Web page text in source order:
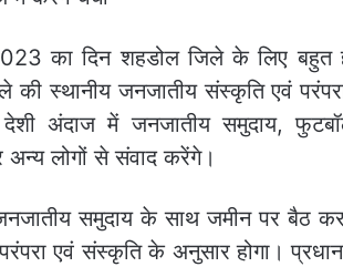
का दिन शहडोल जिले के लिए बहुत
की स्थानीय जनजातीय संस्कृति एवं
देशी अंदाज में जनजातीय समुदाय,
अन्य लोगों से संवाद करेंगे।
समुदाय के साथ जमीन पर बैठ
एवं संस्कृति के अनुसार होगा।